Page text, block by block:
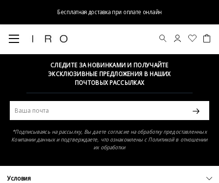
Бесплатная доставка при оплате онлайн
Элемент не найден
СЛЕДИТЕ ЗА НОВИНКАМИ И ПОЛУЧАЙТЕ
ЭКСКЛЮЗИВНЫЕ ПРЕДЛОЖЕНИЯ В НАШИХ
ПОЧТОВЫХ РАССЫЛКАХ
*Подписываясь на рассылку, Вы даете согласие на обработку предоставленных
Компании данных и подтверждаете, что ознакомлены с Политикой в отношении
их обработки
Условия